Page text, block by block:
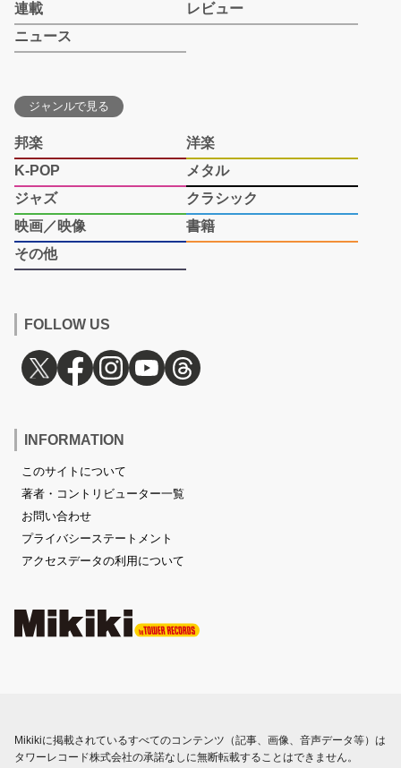
連載
レビュー
ニュース
ジャンルで見る
邦楽
洋楽
K-POP
メタル
ジャズ
クラシック
映画／映像
書籍
その他
FOLLOW US
INFORMATION
このサイトについて
著者・コントリビューター一覧
お問い合わせ
プライバシーステートメント
アクセスデータの利用について
Mikikiに掲載されているすべてのコンテンツ（記事、画像、音声データ等）は
タワーレコード株式会社の承諾なしに無断転載することはできません。